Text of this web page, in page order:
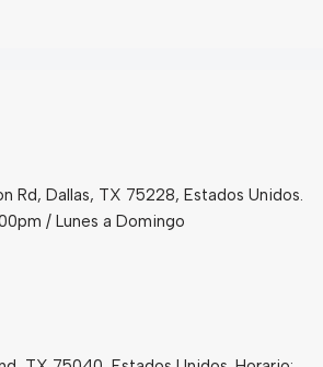
Rd, Dallas, TX 75228, Estados Unidos.
/ Lunes a Domingo